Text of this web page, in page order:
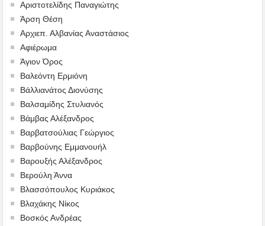
Αριστοτελίδης Παναγιώτης
Άρση Θέση
Αρχιεπ. Αλβανίας Αναστάσιος
Αφιέρωμα
Άγιον Όρος
Βαλεόντη Ερμιόνη
Βάλλιανάτος Διονύσης
Βαλσαμίδης Στυλιανός
Βάμβας Αλέξανδρος
Βαρβατσούλιας Γεώργιος
Βαρβούνης Εμμανουήλ
Βαρουξής Αλέξανδρος
Βερούλη Άννα
Βλασσόπουλος Κυριάκος
Βλαχάκης Νίκος
Βοσκός Ανδρέας